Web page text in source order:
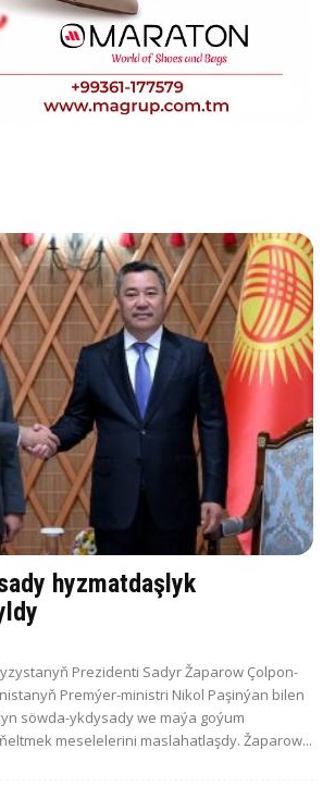
hyzmatdaşlyk
Prezidenti Sadyr Žaparow Çolpon-
Premýer-ministri Nikol Paşinýan bilen
söwda-ykdysady we maýa goýum
meselelerini maslahatlaşdy. Žaparow...